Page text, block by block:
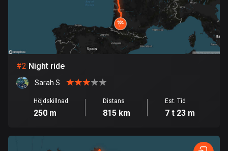
Bangladesh
409 rutter
Barbados
15 rutter
Belarus
Belgien
#2 Night ride
Sarah S
Höjdskillnad
250 m
Distans
815 km
Est. Tid
7 t 23 m